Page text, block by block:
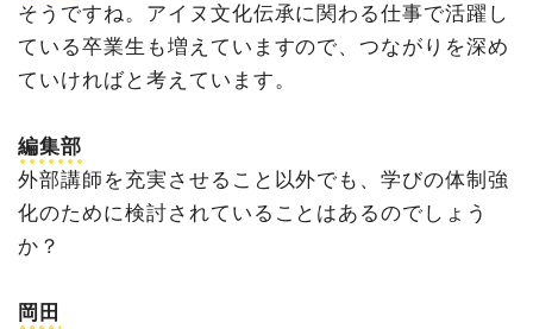
そうですね。アイヌ文化伝承に関わる仕事で活躍し
ている卒業生も増えていますので、つながりを深め
ていければと考えています。
編集部
外部講師を充実させること以外でも、学びの体制強
化のために検討されていることはあるのでしょう
か？
岡田